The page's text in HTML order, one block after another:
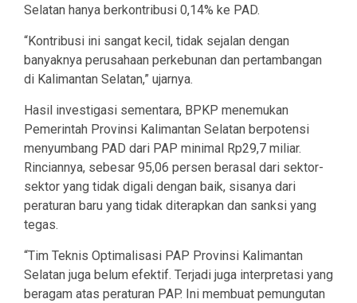
Selatan hanya berkontribusi 0,14% ke PAD.
“Kontribusi ini sangat kecil, tidak sejalan dengan
banyaknya perusahaan perkebunan dan pertambangan
di Kalimantan Selatan,” ujarnya.
Hasil investigasi sementara, BPKP menemukan
Pemerintah Provinsi Kalimantan Selatan berpotensi
menyumbang PAD dari PAP minimal Rp29,7 miliar.
Rinciannya, sebesar 95,06 persen berasal dari sektor-
sektor yang tidak digali dengan baik, sisanya dari
peraturan baru yang tidak diterapkan dan sanksi yang
tegas.
“Tim Teknis Optimalisasi PAP Provinsi Kalimantan
Selatan juga belum efektif. Terjadi juga interpretasi yang
beragam atas peraturan PAP. Ini membuat pemungutan